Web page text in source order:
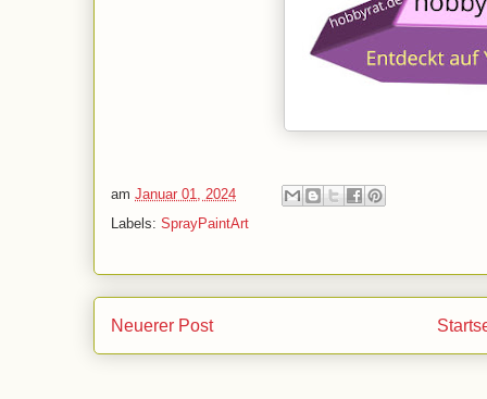
am Januar 01, 2024
Labels: SprayPaintArt
Neuerer Post